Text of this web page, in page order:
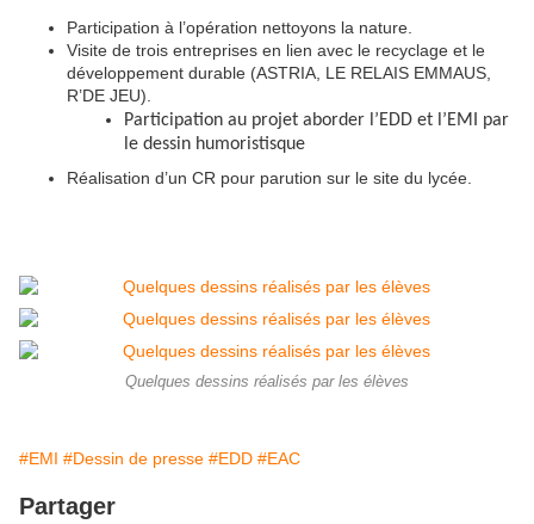
Participation à l’opération nettoyons la nature.
Visite de trois entreprises en lien avec le recyclage et le
développement durable (ASTRIA, LE RELAIS EMMAUS,
R’DE JEU).
Participation au projet aborder l’EDD et l’EMI par
le dessin humoristisque
Réalisation d’un CR pour parution sur le site du lycée.
Quelques dessins réalisés par les élèves
#EMI #Dessin de presse #EDD #EAC
Partager